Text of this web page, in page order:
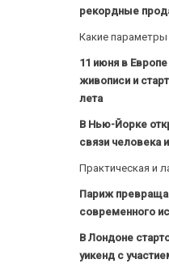
рекордные
Какие
11 июня в
живописи и
лета
В Нью-Йорке
связи человека
Практическая и
Париж
современного
В Лондоне
уикенд с